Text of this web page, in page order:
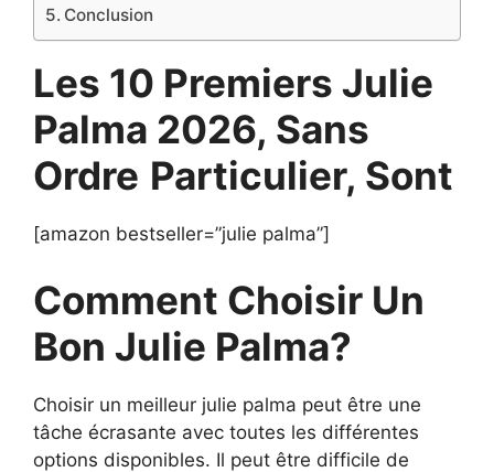
Conclusion
Les 10 Premiers Julie
Palma 2026, Sans
Ordre Particulier, Sont
[amazon bestseller=”julie palma”]
Comment Choisir Un
Bon Julie Palma?
Choisir un meilleur julie palma peut être une
tâche écrasante avec toutes les différentes
options disponibles. Il peut être difficile de